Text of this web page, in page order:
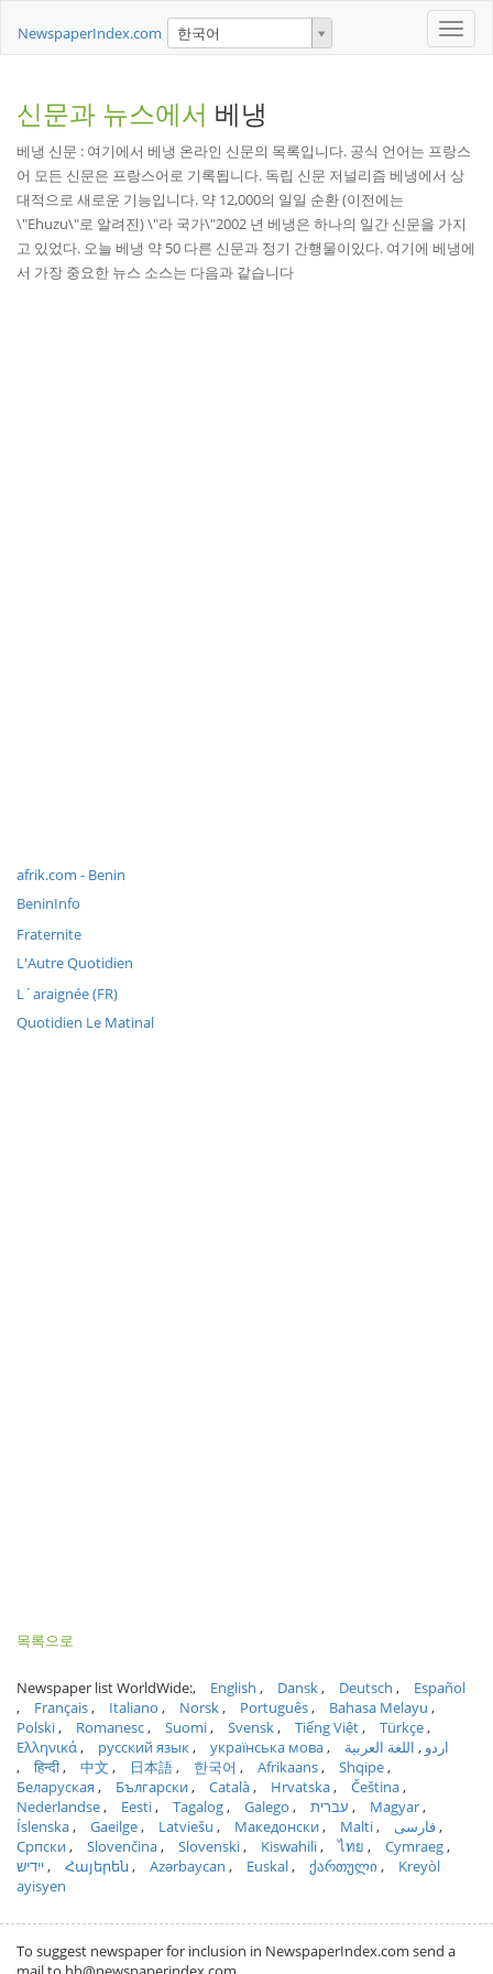
Toggle
NewspaperIndex.com 한국어
신문과 뉴스에서 베냉
베냉 신문 : 여기에서 베냉 온라인 신문의 목록입니다. 공식 언어는 프랑스
어 모든 신문은 프랑스어로 기록됩니다. 독립 신문 저널리즘 베냉에서 상
대적으로 새로운 기능입니다. 약 12,000의 일일 순환 (이전에는
\"Ehuzu\"로 알려진) \"라 국가\"2002 년 베냉은 하나의 일간 신문을 가지
고 있었다. 오늘 베냉 약 50 다른 신문과 정기 간행물이있다. 여기에 베냉에
서 가장 중요한 뉴스 소스는 다음과 같습니다
afrik.com - Benin
BeninInfo
Fraternite
L'Autre Quotidien
L´araignée (FR)
Quotidien Le Matinal
목록으로
Newspaper list WorldWide: English Dansk Deutsch
Español
Français
Italiano Norsk Português
Bahasa Melayu
Polski
Romanesc Suomi Svensk Tiếng Việt
Türkçe
Ελληνικά
русский язык українська мова اردو
اللغة العربية
हिन्दी
中文 日本語 한국어 Afrikaans
Shqipe
Беларуская
Български Català Hrvatska
Čeština
Nederlandse
Eesti Tagalog Galego עברית
Magyar
Íslenska
Gaeilge Latviešu Македонски Malti
فارسی
Српски
Slovenčina Slovenski Kiswahili ไทย
Cymraeg
ייִדיש
Հայերեն Azərbaycan Euskal ქართული
Kreyòl
ayisyen
To suggest newspaper for inclusion in NewspaperIndex.com send a